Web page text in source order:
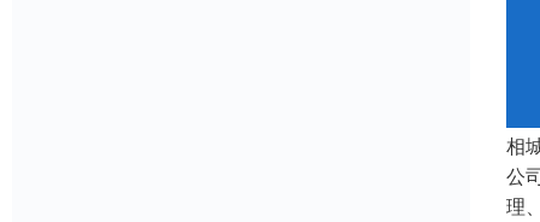
相
公
理